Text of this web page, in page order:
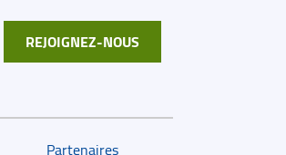
REJOIGNEZ-NOUS
Partenaires